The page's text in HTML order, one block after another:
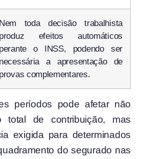
Nem toda decisão trabalhista
produz efeitos automáticos
perante o INSS, podendo ser
necessária a apresentação de
provas complementares.
períodos pode afetar não
total de contribuição, mas
exigida para determinados
do segurado nas